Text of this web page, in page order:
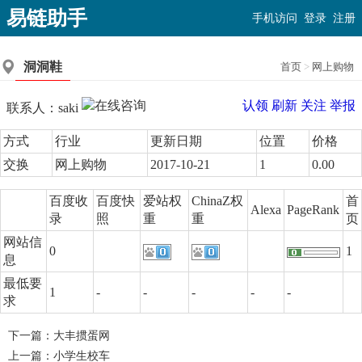
易链助手 手机访问 登录 注册
首页 > 网上购物
洞洞鞋
联系人：saki 认领 刷新 关注 举报
方式 行业 更新日期 位置
价格
交换
网上购物 2017-10-21 1 0.00
百度收
录
百度快
照
爱站权
重
ChinaZ权
重
Alexa PageRank
首
页
网站信
息
0 1
最低要
求
1 - - - - -
下一篇： 大丰掼蛋网
上一篇： 小学生校车